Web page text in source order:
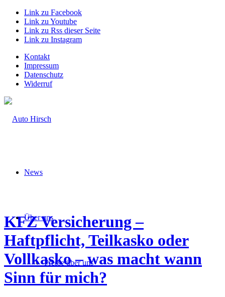
Link zu Facebook
Link zu Youtube
Link zu Rss dieser Seite
Link zu Instagram
Kontakt
Impressum
Datenschutz
Widerruf
News
Über uns
Presse über uns
KFZ Versicherung –
Haftpflicht, Teilkasko oder
Vollkasko – was macht wann
Sinn für mich?